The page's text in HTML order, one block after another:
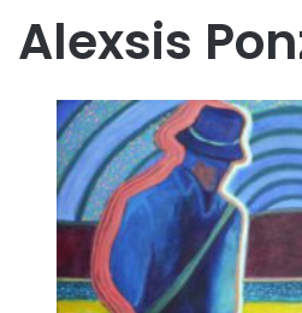
Alexsis